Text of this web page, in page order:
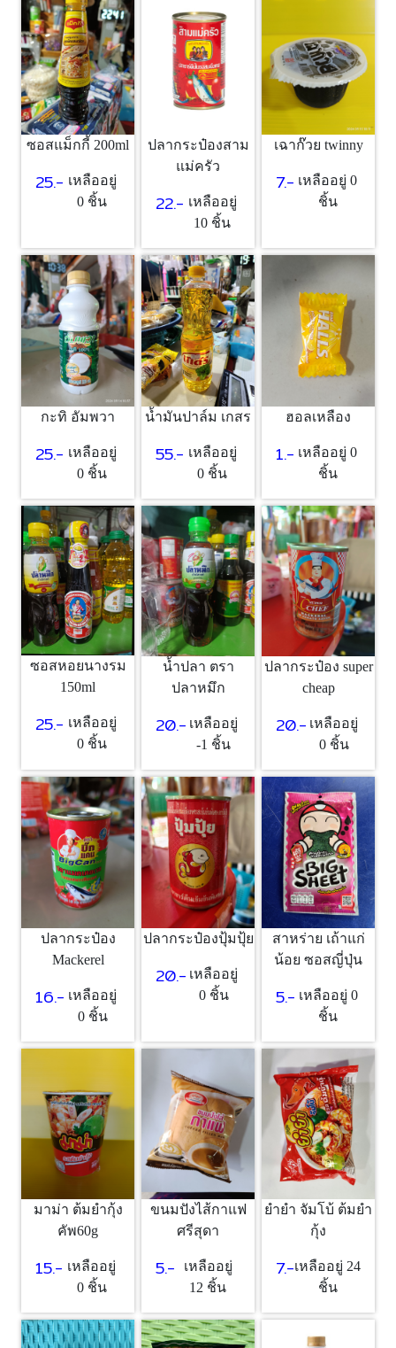
ซอสแม็กกี้ 200ml
25.- เหลืออยู่
0 ชิ้น
ปลากระป๋องสาม
แม่ครัว
22.- เหลืออยู่
10 ชิ้น
เฉาก๊วย twinny
7.- เหลืออยู่ 0
ชิ้น
กะทิ อัมพวา
25.- เหลืออยู่
0 ชิ้น
น้ำมันปาล์ม เกสร
55.- เหลืออยู่
0 ชิ้น
ฮอลเหลือง
1.- เหลืออยู่ 0
ชิ้น
ซอสหอยนางรม
150ml
25.- เหลืออยู่
0 ชิ้น
น้ำปลา ตรา
ปลาหมึก
20.- เหลืออยู่
-1 ชิ้น
ปลากระป๋อง super
cheap
20.- เหลืออยู่
0 ชิ้น
ปลากระป๋อง
Mackerel
16.- เหลืออยู่
0 ชิ้น
ปลากระป๋องปุ้มปุ้ย
20.- เหลืออยู่
0 ชิ้น
สาหร่าย เถ้าแก่
น้อย ซอสญี่ปุ่น
5.- เหลืออยู่ 0
ชิ้น
มาม่า ต้มยำกุ้ง
คัพ60g
15.- เหลืออยู่
0 ชิ้น
ขนมปังไส้กาแฟ
ศรีสุดา
5.-
เหลืออยู่
12 ชิ้น
ยำยำ จัมโบ้ ต้มยำ
กุ้ง
7.-เหลืออยู่ 24
ชิ้น